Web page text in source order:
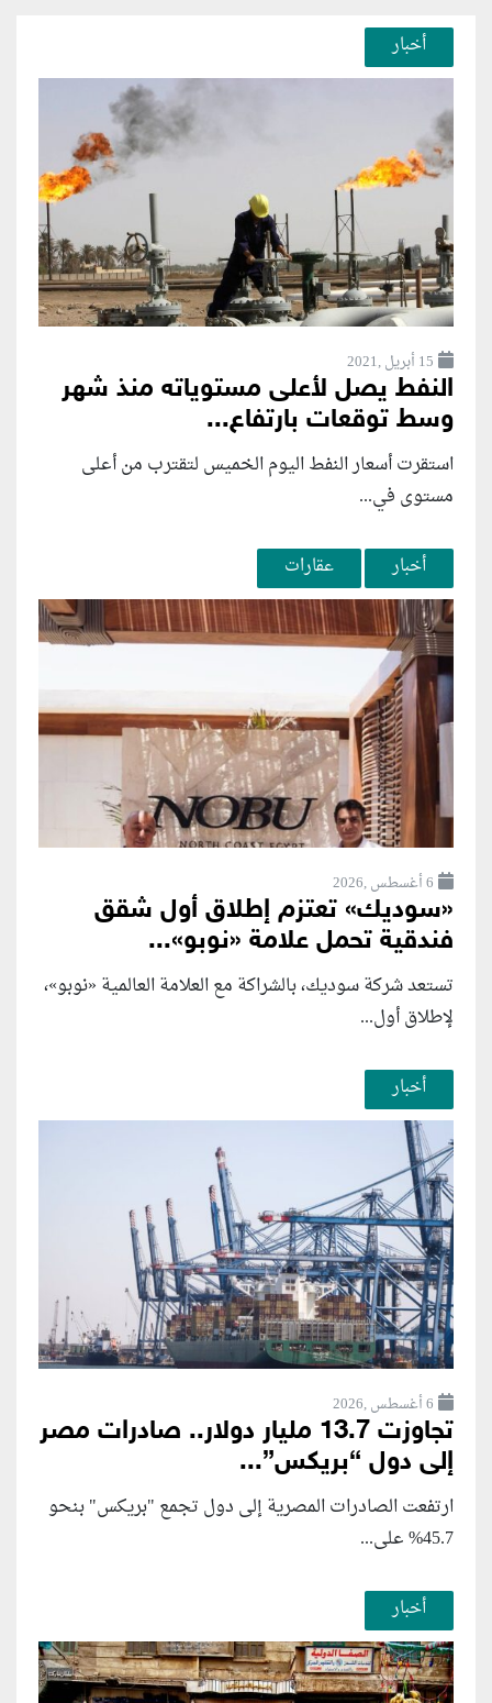
أخبار
15 أبريل ,2021
النفط يصل لأعلى مستوياته منذ شهر
وسط توقعات بارتفاع...
استقرت أسعار النفط اليوم الخميس لتقترب من أعلى
مستوى في...
أخبار عقارات
6 أغسطس ,2026
«سوديك» تعتزم إطلاق أول شقق
فندقية تحمل علامة «نوبو»...
تستعد شركة سوديك، بالشراكة مع العلامة العالمية «نوبو»،
لإطلاق أول...
أخبار
6 أغسطس ,2026
تجاوزت 13.7 مليار دولار.. صادرات مصر
إلى دول “بريكس”...
ارتفعت الصادرات المصرية إلى دول تجمع "بريكس" بنحو
45.7% على...
أخبار